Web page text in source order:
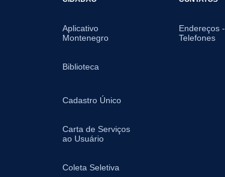
Aplicativo
Montenegro
Biblioteca
Cadastro Único
Carta de Serviços
ao Usuário
Coleta Seletiva
Endereços -
Telefones